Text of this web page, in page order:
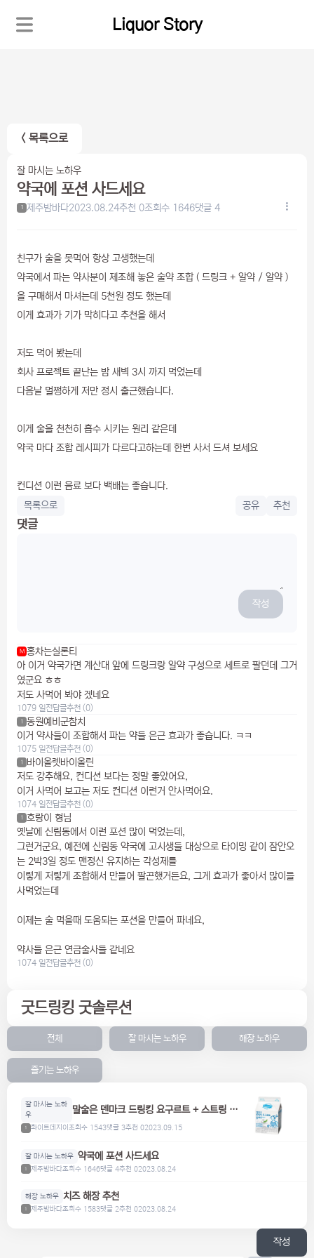
Liquor Story
< 목록으로
잘 마시는 노하우
약국에 포션 사드세요
1 제주밤바다2023.08.24추천 0조회수 1646댓글 4
친구가 술을 못먹어 항상 고생했는데
약국에서 파는 약사분이 제조해 놓은 술약 조합 ( 드링크 + 알약 / 알약 )
을 구매해서 마셔는데 5천원 정도 했는데
이게 효과가 기가 막히다고 추천을 해서
저도 먹어 봤는데
회사 프로젝트 끝난는 밤 새벽 3시 까지 먹었는데
다음날 멀쩡하게 저만 정시 출근했습니다.
이게 술을 천천히 흡수 시키는 원리 같은데
약국 마다 조합 레시피가 다르다고하는데 한번 사서 드셔 보세요
컨디션 이런 음료 보다 백배는 좋습니다.
목록으로
공유 추천
댓글
작성
M 홍차는실론티
아 이거 약국가면 계산대 앞에 드링크랑 알약 구성으로 세트로 팔던데 그거
였군요 ㅎㅎ
저도 사먹어 봐야 겠네요
1079 일전답글추천 (0)
1
동원예비군참치
이거 약사들이 조합해서 파는 약들 은근 효과가 좋습니다. ㅋㅋ
1075 일전답글추천 (0)
1
바이올렛바이올린
저도 강추해요, 컨디션 보다는 정말 좋았어요,
이거 사먹어 보고는 저도 컨디션 이런거 안사먹어요.
1074 일전답글추천 (0)
1
호랑이 형님
옛날에 신림동에서 이런 포션 많이 먹었는데,
그런거군요, 예전에 신림동 약국에 고시생들 대상으로 타이밍 같이 잠안오
는 2박3일 정도 맨정신 유지하는 각성제를
이렇게 저렇게 조합해서 만들어 팔곤했거든요, 그게 효과가 좋아서 많이들
사먹었는데
이제는 술 먹을때 도움되는 포션을 만들어 파네요,
약사들 은근 연금술사들 같네요
1074 일전답글추천 (0)
굿드링킹 굿솔루션
전체 잘 마시는 노하우 해장 노하우
즐기는 노하우
잘 마시는 노하
우
말술은 덴마크 드링킹 요구르트 + 스트링 치
1 화이트데지이 조회수 1543댓글 3추천 02023.09.15
잘 마시는 노하우 약국에 포션 사드세요
1 제주밤바다조회수 1646댓글 4추천 02023.08.24
해장 노하우 치즈 해장 추천
1 제주밤바다조회수 1583댓글 2추천 02023.08.24
작성